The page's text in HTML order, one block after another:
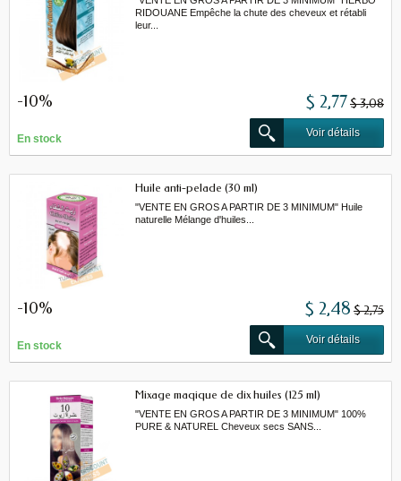
RIDOUANE Empêche la chute des cheveux et rétabli
leur...
-10% $ 2,77$ 3,08
En stock
Voir détails
Huile anti-pelade (30 ml)
"VENTE EN GROS A PARTIR DE 3 MINIMUM" Huile
naturelle Mélange d'huiles...
-10% $ 2,48 $ 2,75
En stock
Voir détails
Mixage maqique de dix huiles (125 ml)
"VENTE EN GROS A PARTIR DE 3 MINIMUM" 100%
PURE & NATUREL Cheveux secs SANS...